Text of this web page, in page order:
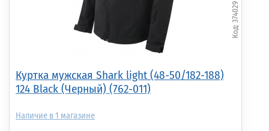
Куртка мужская Shark light (48-50/182-188)
124 Black (Черный) (762-011)
374029
1